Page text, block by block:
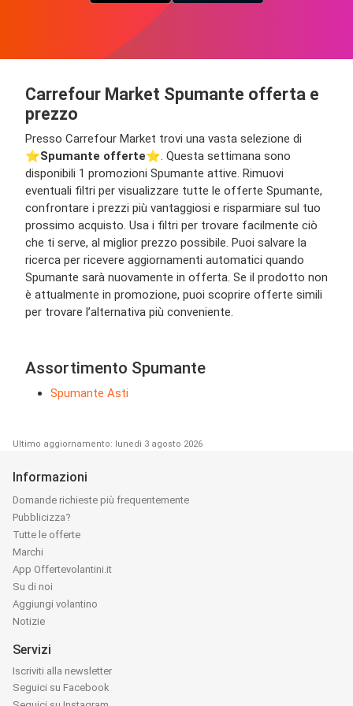
Carrefour Market Spumante offerta e
prezzo
Presso Carrefour Market trovi una vasta selezione di
⭐️Spumante offerte⭐️. Questa settimana sono
disponibili 1 promozioni Spumante attive. Rimuovi
eventuali filtri per visualizzare tutte le offerte Spumante,
confrontare i prezzi più vantaggiosi e risparmiare sul tuo
prossimo acquisto. Usa i filtri per trovare facilmente ciò
che ti serve, al miglior prezzo possibile. Puoi salvare la
ricerca per ricevere aggiornamenti automatici quando
Spumante sarà nuovamente in offerta. Se il prodotto non
è attualmente in promozione, puoi scoprire offerte simili
per trovare l’alternativa più conveniente.
Assortimento Spumante
Spumante Asti
Ultimo aggiornamento: lunedì 3 agosto 2026
Informazioni
Domande richieste più frequentemente
Pubblicizza?
Tutte le offerte
Marchi
App Offertevolantini.it
Su di noi
Aggiungi volantino
Notizie
Servizi
Iscriviti alla newsletter
Seguici su Facebook